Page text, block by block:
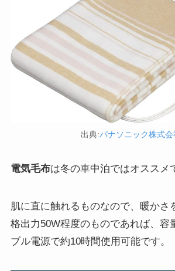
出典:パナソニック株式会
電気毛布は冬の車中泊ではオススメ
肌に直に触れるものなので、暖かさ
格出力50W程度のものであれば、容
ブル電源で約10時間使用可能です。